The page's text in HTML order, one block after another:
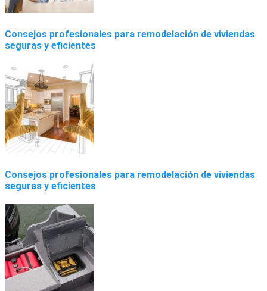
Consejos profesionales para remodelación de viviendas
seguras y eficientes
Consejos profesionales para remodelación de viviendas
seguras y eficientes